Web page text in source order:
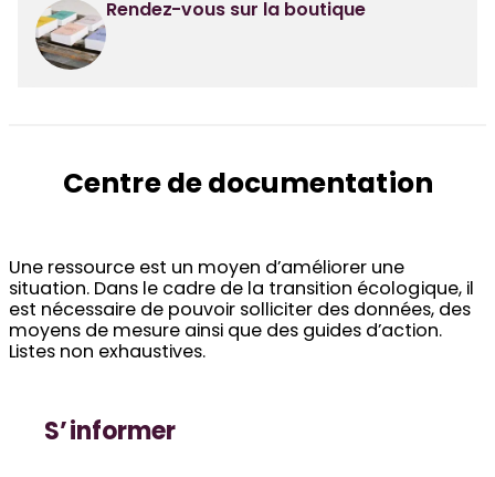
Rendez-vous sur la boutique
Centre de documentation
Une ressource est un moyen d’améliorer une
situation. Dans le cadre de la transition écologique, il
est nécessaire de pouvoir solliciter des données, des
moyens de mesure ainsi que des guides d’action.
Listes non exhaustives.
S’informer